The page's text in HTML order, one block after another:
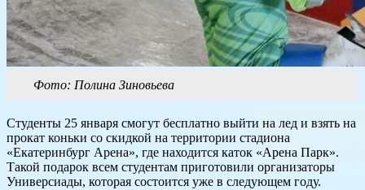
Фото: Полина Зиновьева
Студенты 25 января смогут бесплатно выйти на лед и взять на
прокат коньки со скидкой на территории стадиона
«Екатеринбург Арена», где находится каток «Арена Парк».
Такой подарок всем студентам приготовили организаторы
Универсиады, которая состоится уже в следующем году.